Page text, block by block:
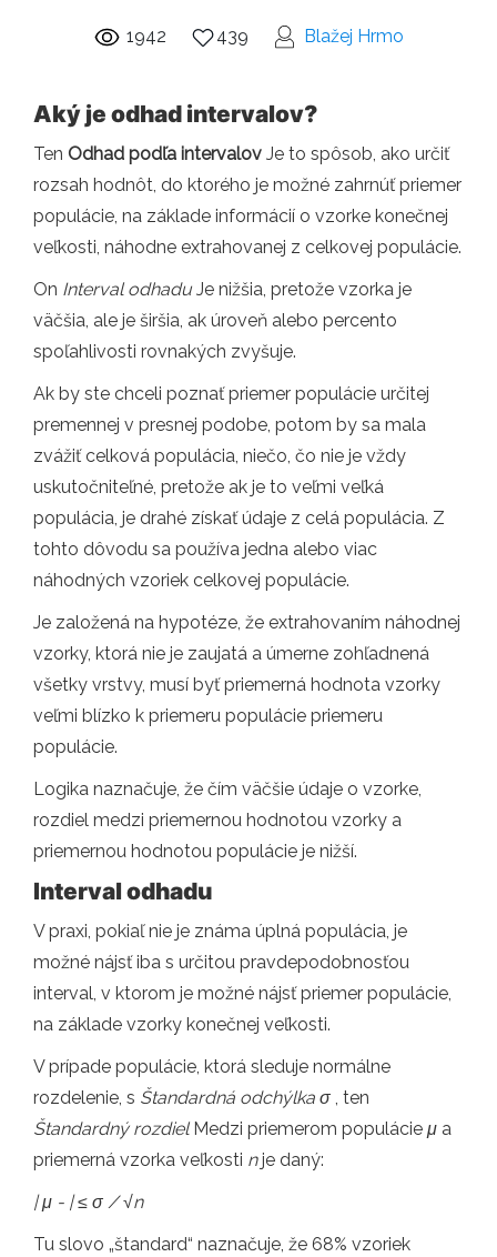
1942 439 Blažej Hrmo
Aký je odhad intervalov?
Ten Odhad podľa intervalov Je to spôsob, ako určiť
rozsah hodnôt, do ktorého je možné zahrnúť priemer
populácie, na základe informácií o vzorke konečnej
veľkosti, náhodne extrahovanej z celkovej populácie.
On Interval odhadu Je nižšia, pretože vzorka je
väčšia, ale je širšia, ak úroveň alebo percento
spoľahlivosti rovnakých zvyšuje.
Ak by ste chceli poznať priemer populácie určitej
premennej v presnej podobe, potom by sa mala
zvážiť celková populácia, niečo, čo nie je vždy
uskutočniteľné, pretože ak je to veľmi veľká
populácia, je drahé získať údaje z celá populácia. Z
tohto dôvodu sa používa jedna alebo viac
náhodných vzoriek celkovej populácie.
Je založená na hypotéze, že extrahovaním náhodnej
vzorky, ktorá nie je zaujatá a úmerne zohľadnená
všetky vrstvy, musí byť priemerná hodnota vzorky
veľmi blízko k priemeru populácie priemeru
populácie.
Logika naznačuje, že čím väčšie údaje o vzorke,
rozdiel medzi priemernou hodnotou vzorky a
priemernou hodnotou populácie je nižší.
Interval odhadu
V praxi, pokiaľ nie je známa úplná populácia, je
možné nájsť iba s určitou pravdepodobnosťou
interval, v ktorom je možné nájsť priemer populácie,
na základe vzorky konečnej veľkosti.
V prípade populácie, ktorá sleduje normálne
rozdelenie, s Štandardná odchýlka σ , ten
Štandardný rozdielMedzi priemerom populácie μ a
priemerná vzorka veľkosti nje daný:
| μ - | ≤ σ / √n
Tu slovo „štandard“ naznačuje, že 68% vzoriek